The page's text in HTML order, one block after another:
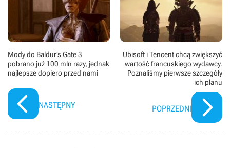
Mody do Baldur’s Gate 3
pobrano już 100 mln razy, jednak
najlepsze dopiero przed nami
NASTĘPNY
Ubisoft i Tencent chcą zwiększyć
wartość francuskiego wydawcy.
Poznaliśmy pierwsze szczegóły
ich planu
POPRZEDNI